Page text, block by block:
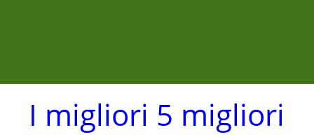
I migliori 5 migliori